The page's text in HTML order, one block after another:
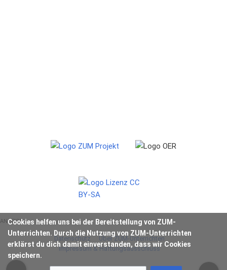
Cookies helfen uns bei der Bereitstellung von ZUM-
Unterrichten. Durch die Nutzung von ZUM-Unterrichten
erklärst du dich damit einverstanden, dass wir Cookies
speichern.
ANZEIGE
Datenschutz
Über ZUM-Unterrichten
Impressum & Haftungsausschluss